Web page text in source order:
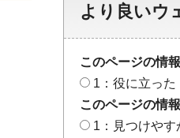
より良いウ
このページの情
1：役に立った
このページの情
1：見つけやす